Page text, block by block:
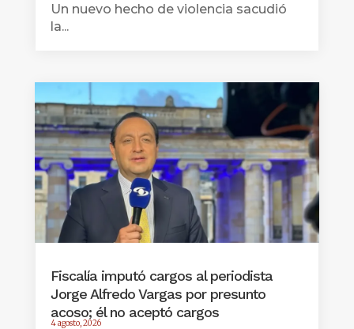
Un nuevo hecho de violencia sacudió
la...
Fiscalía imputó cargos al periodista
Jorge Alfredo Vargas por presunto
acoso; él no aceptó cargos
4 agosto, 2026